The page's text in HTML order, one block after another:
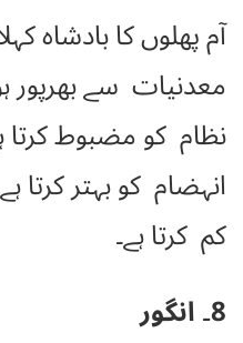
آم پھلوں کا بادشاہ
معدنیات سے بھرپور
نظام کو مضبوط کرتا
انہضام کو بہتر
کم کرتا ہے۔
8۔ انگور